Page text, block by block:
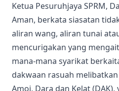
Ketua Pesuruhjaya SPRM,
Aman, berkata siasatan
aliran wang, aliran tunai
mencurigakan yang
mana-mana syarikat
dakwaan rasuah
Amoi, Dara dan Kelat